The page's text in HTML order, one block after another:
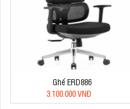
Ghế ERD886
3.100.000 VNĐ